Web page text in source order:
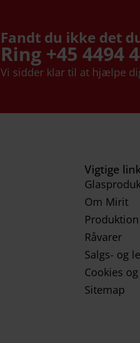
Fandt du ikke det
Ring +45 4494
Vi sidder klar til at hjælpe
Vigtige
Om Mirit
Produktion
Råvarer
Salgs- og
Cookies
Sitemap